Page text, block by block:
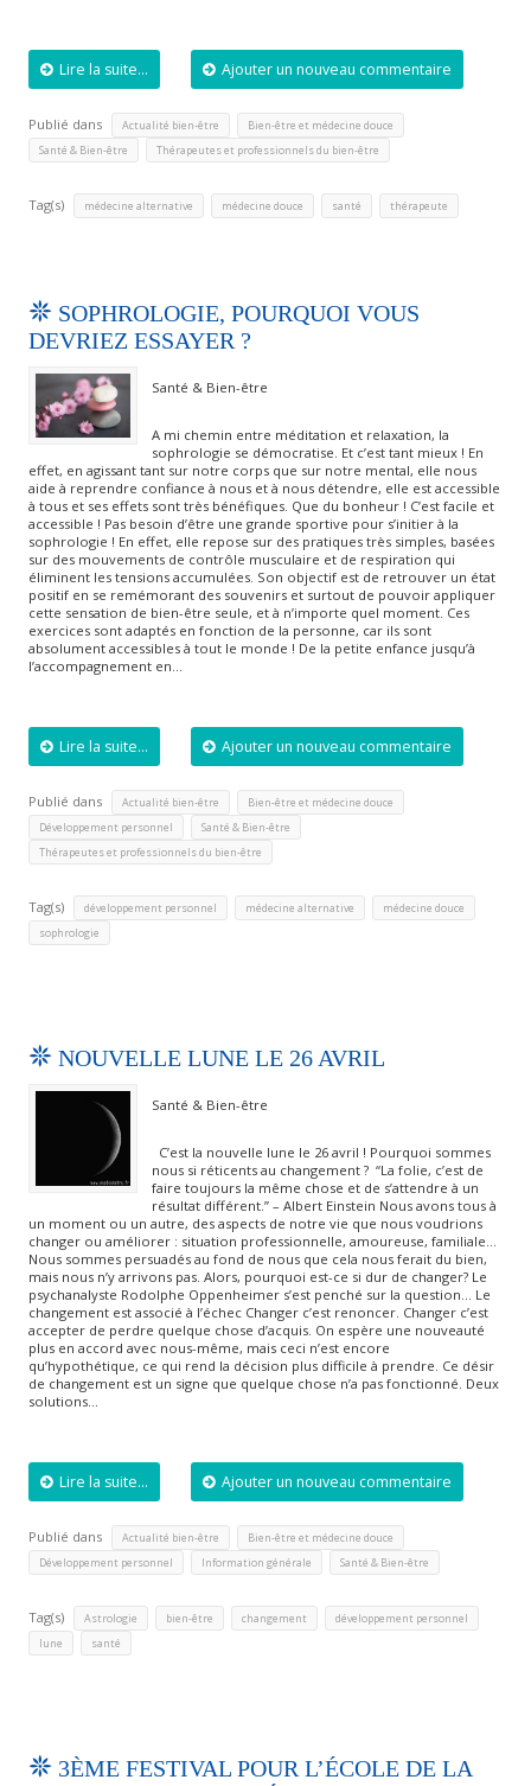
Lire la suite... Ajouter un nouveau commentaire
Publié dans Actualité bien-être Bien-être et médecine douce
Santé & Bien-être Thérapeutes et professionnels du bien-être
Tag(s) médecine alternative médecine douce santé thérapeute
SOPHROLOGIE, POURQUOI VOUS
DEVRIEZ ESSAYER ?
Santé & Bien-être
A mi chemin entre méditation et relaxation, la
sophrologie se démocratise. Et c’est tant mieux ! En
effet, en agissant tant sur notre corps que sur notre mental, elle nous
aide à reprendre confiance à nous et à nous détendre, elle est accessible
à tous et ses effets sont très bénéfiques. Que du bonheur ! C’est facile et
accessible ! Pas besoin d’être une grande sportive pour s’initier à la
sophrologie ! En effet, elle repose sur des pratiques très simples, basées
sur des mouvements de contrôle musculaire et de respiration qui
éliminent les tensions accumulées. Son objectif est de retrouver un état
positif en se remémorant des souvenirs et surtout de pouvoir appliquer
cette sensation de bien-être seule, et à n’importe quel moment. Ces
exercices sont adaptés en fonction de la personne, car ils sont
absolument accessibles à tout le monde ! De la petite enfance jusqu’à
l’accompagnement en…
Lire la suite... Ajouter un nouveau commentaire
Publié dans Actualité bien-être Bien-être et médecine douce
Développement personnel Santé & Bien-être
Thérapeutes et professionnels du bien-être
Tag(s) développement personnel médecine alternative médecine douce
sophrologie
NOUVELLE LUNE LE 26 AVRIL
Santé & Bien-être
C’est la nouvelle lune le 26 avril ! Pourquoi sommes
nous si réticents au changement ? “La folie, c’est de
faire toujours la même chose et de s’attendre à un
résultat différent.” – Albert Einstein Nous avons tous à
un moment ou un autre, des aspects de notre vie que nous voudrions
changer ou améliorer : situation professionnelle, amoureuse, familiale…
Nous sommes persuadés au fond de nous que cela nous ferait du bien,
mais nous n’y arrivons pas. Alors, pourquoi est-ce si dur de changer? Le
psychanalyste Rodolphe Oppenheimer s’est penché sur la question… Le
changement est associé à l’échec Changer c’est renoncer. Changer c’est
accepter de perdre quelque chose d’acquis. On espère une nouveauté
plus en accord avec nous-même, mais ceci n’est encore
qu’hypothétique, ce qui rend la décision plus difficile à prendre. Ce désir
de changement est un signe que quelque chose n’a pas fonctionné. Deux
solutions…
Lire la suite... Ajouter un nouveau commentaire
Publié dans Actualité bien-être Bien-être et médecine douce
Développement personnel Information générale Santé & Bien-être
Tag(s) Astrologie bien-être changement développement personnel
lune santé
3ÈME FESTIVAL POUR L’ÉCOLE DE LA